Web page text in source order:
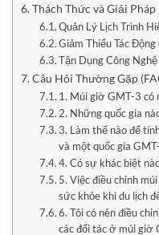
Thách Thức và Giải
Quản Lý Lịch Trình
Giảm Thiểu Tác Động
Tận Dụng Công
Câu Hỏi Thường Gặp
1. Múi giờ GMT-3 có
2. Những quốc gia
3. Làm thế nào để
và một quốc gia
4. Có sự khác biệt
5. Việc điều chỉnh
sức khỏe khi du lịch
6. Tôi có nên điều
các đối tác ở múi giờ